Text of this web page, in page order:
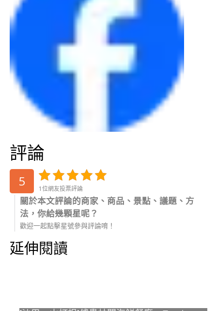
評論
5 1位網友投票評論
關於本文評論的商家、商品、景點、議題、方
法，你給幾顆星呢？
歡迎一起點擊星號參與評論唷！
延伸閱讀